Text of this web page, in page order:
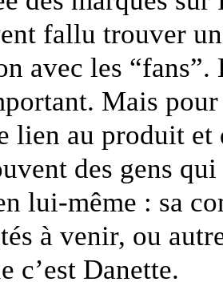
fallu trouver
avec les
Mais
lien au produit
des gens
lui-même : sa
à venir, ou
c’est Danette.